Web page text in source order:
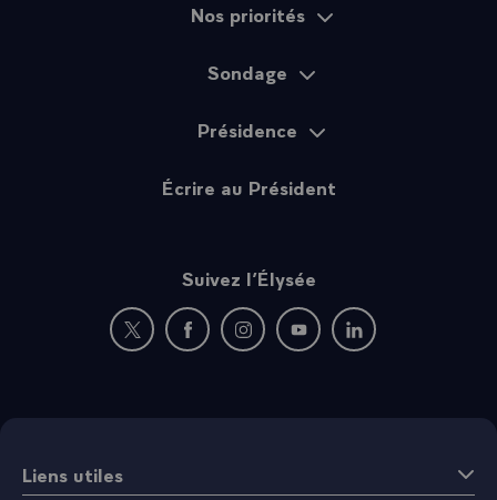
Nos priorités
Sondage
Présidence
Écrire au Président
Suivez l’Élysée
Nouvelle fenêtre : rejoignez-nous sur Twitter
Nouvelle fenêtre : rejoignez-nous sur
Nouvelle fenêtre : rejoignez-nous
Nouvelle fenêtre :
Nouvelle fenêtre :
Liens utiles